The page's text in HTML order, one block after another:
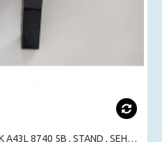
BEKO B43L 8740 5B , ARÇELİK A43L 8740 5B , STAND , SEHPA AYAK , MASA AYAK